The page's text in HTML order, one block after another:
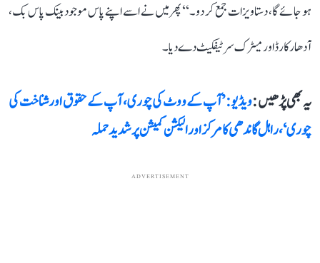
ہو جائے گا، دستاویزات جمع کر دو۔‘‘ پھر میں نے اسے اپنے پاس موجود بینک پاس بک،
آدھار کارڈ اور میٹرک سرٹیفکیٹ دے دیا۔
یہ بھی پڑھیں :ویڈیو: ’آپ کے ووٹ کی چوری، آپ کے حقوق اور شناخت کی
چوری‘، راہل گاندھی کا مرکز اور الیکشن کمیشن پر شدید حملہ
ADVERTISEMENT